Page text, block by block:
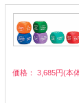
価格： 3,685円(本